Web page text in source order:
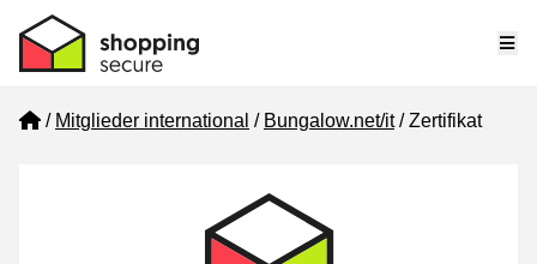
Home
Mitglieder international Bungalow.net/it Zertifikat